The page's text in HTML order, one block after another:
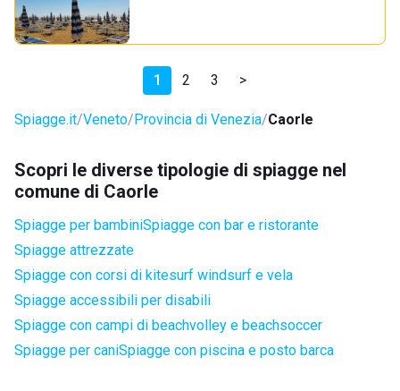
1 2 3 >
Spiagge.it Veneto Provincia di Venezia Caorle
Scopri le diverse tipologie di spiagge nel
comune di Caorle
Spiagge per bambiniSpiagge con bar e ristorante
Spiagge attrezzate
Spiagge con corsi di kitesurf windsurf e vela
Spiagge accessibili per disabili
Spiagge con campi di beachvolley e beachsoccer
Spiagge per caniSpiagge con piscina e posto barca